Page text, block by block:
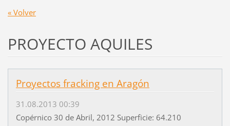
« Volver
PROYECTO AQUILES
Proyectos fracking en Aragón
31.08.2013 00:39
Copérnico 30 de Abril, 2012 Superficie: 64.210